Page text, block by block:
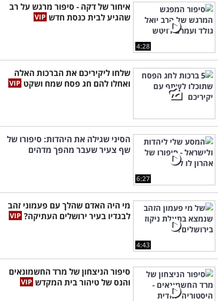
4:28
איחור של דקה - סיפור מרגש על רב
שהגיע לבית כנסת חדש
שלחו ליקיריכם את הברכות האלה
ואחלו להם חג פסח שמח ושקט
6:27
הסיני שגילה את היהדות: סיפורו של
שף צעיר שעבר מהפך מדהים
4:43
מי היה האדם שהלך עם פעמוני זהב
לבגדיו בעיר ירושלים העתיקה?
סיפור הניצחון של מרד החשמונאים
והנס של טיהור בית המקדש